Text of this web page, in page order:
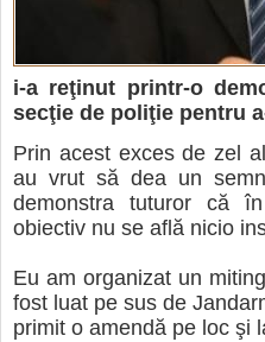
i-a reţinut printr-o
secţie de poliţie pentru
Prin acest exces de zel
au vrut să dea un
demonstra tuturor că
obiectiv nu se află nicio
Eu am organizat un
fost luat pe sus de
primit o amendă pe loc şi